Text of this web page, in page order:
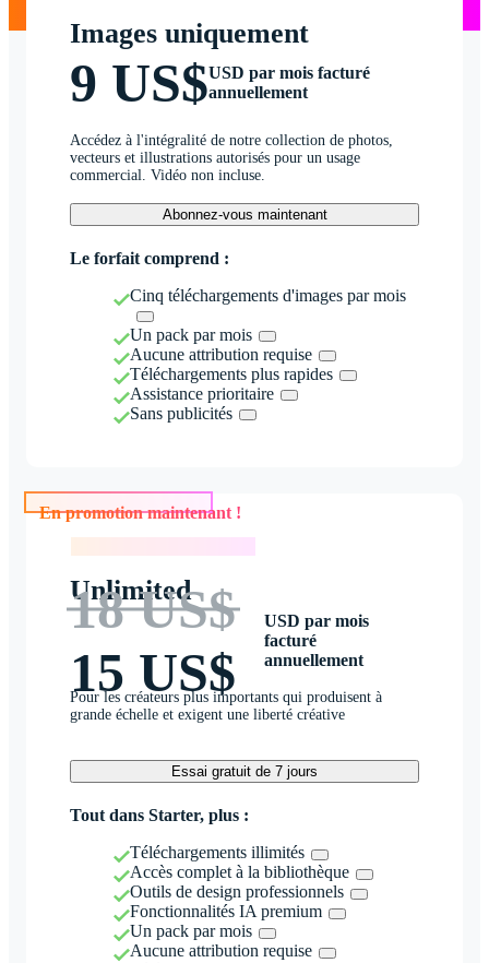
Images uniquement
9 US$USD par mois facturé
annuellement
Accédez à l'intégralité de notre collection de photos,
vecteurs et illustrations autorisés pour un usage
commercial. Vidéo non incluse.
Abonnez-vous maintenant
Le forfait comprend :
Cinq téléchargements d'images par mois
Un pack par mois
Aucune attribution requise
Téléchargements plus rapides
Assistance prioritaire
Sans publicités
En promotion maintenant !
Unlimited
18 US$
15 US$
USD par mois
facturé
annuellement
Pour les créateurs plus importants qui produisent à
grande échelle et exigent une liberté créative
Essai gratuit de 7 jours
Tout dans Starter, plus :
Téléchargements illimités
Accès complet à la bibliothèque
Outils de design professionnels
Fonctionnalités IA premium
Un pack par mois
Aucune attribution requise